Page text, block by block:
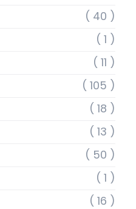
( 40 )
( 1 )
( 11 )
( 105 )
( 18 )
( 13 )
( 50 )
( 1 )
( 16 )